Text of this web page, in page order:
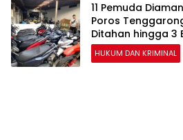
11 Pemuda
Poros
Ditahan hingga 3
HUKUM DAN KRIMINAL